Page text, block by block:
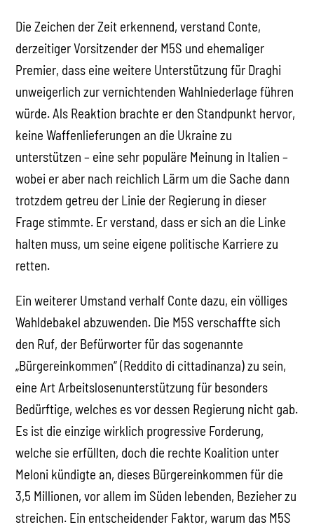
Die Zeichen der Zeit erkennend, verstand Conte,
derzeitiger Vorsitzender der M5S und ehemaliger
Premier, dass eine weitere Unterstützung für Draghi
unweigerlich zur vernichtenden Wahlniederlage führen
würde. Als Reaktion brachte er den Standpunkt hervor,
keine Waffenlieferungen an die Ukraine zu
unterstützen – eine sehr populäre Meinung in Italien –
wobei er aber nach reichlich Lärm um die Sache dann
trotzdem getreu der Linie der Regierung in dieser
Frage stimmte. Er verstand, dass er sich an die Linke
halten muss, um seine eigene politische Karriere zu
retten.
Ein weiterer Umstand verhalf Conte dazu, ein völliges
Wahldebakel abzuwenden. Die M5S verschaffte sich
den Ruf, der Befürworter für das sogenannte
„Bürgereinkommen“ (Reddito di cittadinanza) zu sein,
eine Art Arbeitslosenunterstützung für besonders
Bedürftige, welches es vor dessen Regierung nicht gab.
Es ist die einzige wirklich progressive Forderung,
welche sie erfüllten, doch die rechte Koalition unter
Meloni kündigte an, dieses Bürgereinkommen für die
3,5 Millionen, vor allem im Süden lebenden, Bezieher zu
streichen. Ein entscheidender Faktor, warum das M5S